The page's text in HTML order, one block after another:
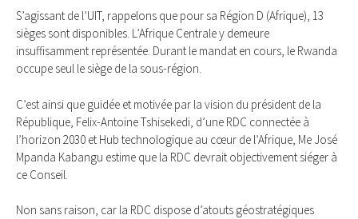
S’agissant de l’UIT, rappelons que pour sa Région D (Afrique), 13
sièges sont disponibles. L’Afrique Centrale y demeure
insuffisamment représentée. Durant le mandat en cours, le Rwanda
occupe seul le siège de la sous-région.
C’est ainsi que guidée et motivée par la vision du président de la
République, Felix-Antoine Tshisekedi, d’une RDC connectée à
l’horizon 2030 et Hub technologique au cœur de l’Afrique, Me José
Mpanda Kabangu estime que la RDC devrait objectivement siéger à
ce Conseil.
Non sans raison, car la RDC dispose d’atouts géostratégiques